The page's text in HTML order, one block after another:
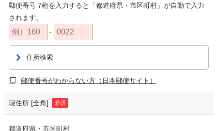
郵便番号 7桁を入力すると「都道府県・市区町村」が自動で入力
されます。
-
住所検索
郵便番号がわからない方（日本郵便サイト）
現住所 [全角] 必須
都道府県・市区町村